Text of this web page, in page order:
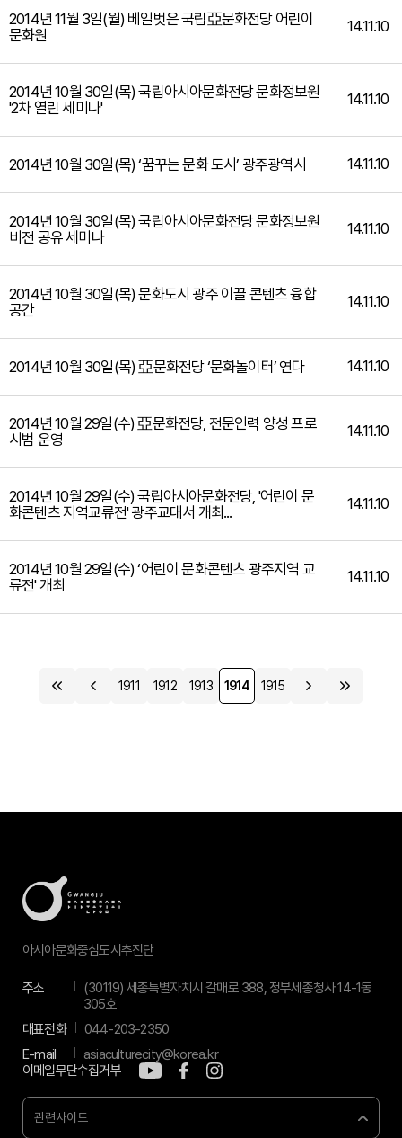
2014년 11월 3일(월) 베일벗은 국립亞문화전당 어린이
문화원
14.11.10
2014년 10월 30일(목) 국립아시아문화전당 문화정보원
'2차 열린 세미나'
14.11.10
2014년 10월 30일(목) ‘꿈꾸는 문화 도시’ 광주광역시 14.11.10
2014년 10월 30일(목) 국립아시아문화전당 문화정보원
비전 공유 세미나
14.11.10
2014년 10월 30일(목) 문화도시 광주 이끌 콘텐츠 융합
공간
14.11.10
2014년 10월 30일(목) 亞문화전당 ‘문화놀이터’ 연다 14.11.10
2014년 10월 29일(수) 亞문화전당, 전문인력 양성 프로
시범 운영
14.11.10
2014년 10월 29일(수) 국립아시아문화전당, '어린이 문
화콘텐츠 지역교류전' 광주교대서 개최...
14.11.10
2014년 10월 29일(수) ‘어린이 문화콘텐츠 광주지역 교
류전' 개최
14.11.10
1911 1912 1913 1914 1915
아시아문화중심도시추진단
주소
(30119) 세종특별자치시 갈매로 388, 정부세종청사 14-1동
305호
대표전화
044-203-2350
E-mail
asiaculturecity@korea.kr
이메일무단수집거부
관련사이트